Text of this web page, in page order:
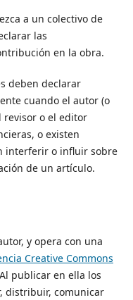
a un colectivo de
las
en la obra.
deben declarar
cuando el autor (o
revisor o el editor
o existen
interferir o influir sobre
de un artículo.
y opera con una
Creative Commons
publicar en ella los
distribuir, comunicar